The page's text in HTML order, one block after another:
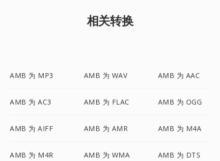
相关转换
AMB 为 MP3 AMB 为 WAV AMB 为 AAC
AMB 为 AC3 AMB 为 FLAC AMB 为 OGG
AMB 为 AIFF AMB 为 AMR AMB 为 M4A
AMB 为 M4R AMB 为 WMA AMB 为 DTS